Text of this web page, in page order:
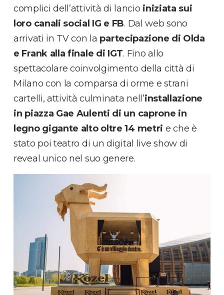
complici dell’attività di lancio iniziata sui
loro canali social IG e FB. Dal web sono
arrivati in TV con la partecipazione di Olda
e Frank alla finale di IGT. Fino allo
spettacolare coinvolgimento della città di
Milano con la comparsa di orme e strani
cartelli, attività culminata nell’installazione
in piazza Gae Aulenti di un caprone in
legno gigante alto oltre 14 metri e che è
stato poi teatro di un digital live show di
reveal unico nel suo genere.